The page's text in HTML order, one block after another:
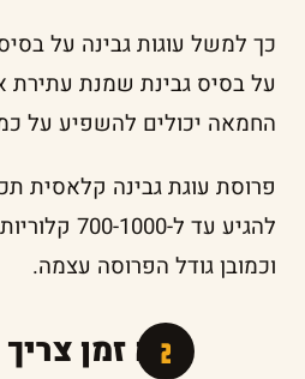
על בסיס גבינת שמנת עתירת
החמאה יכולים להשפיע על
להגיע
וכמובן גודל הפרוסה עצמה.
כמה זמן